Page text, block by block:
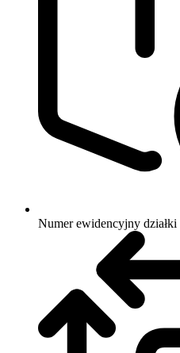
Numer ewidencyjny działki